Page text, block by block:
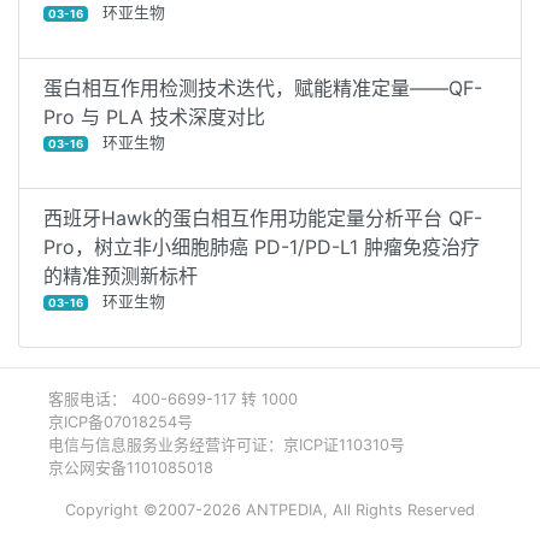
03-16 环亚生物
蛋白相互作用检测技术迭代，赋能精准定量——QF-
Pro 与 PLA 技术深度对比
03-16 环亚生物
西班牙Hawk的蛋白相互作用功能定量分析平台 QF-
Pro，树立非小细胞肺癌 PD-1/PD-L1 肿瘤免疫治疗
的精准预测新标杆
03-16 环亚生物
客服电话： 400-6699-117 转 1000
京ICP备07018254号
电信与信息服务业务经营许可证：京ICP证110310号
京公网安备1101085018
Copyright ©2007-2026 ANTPEDIA, All Rights Reserved